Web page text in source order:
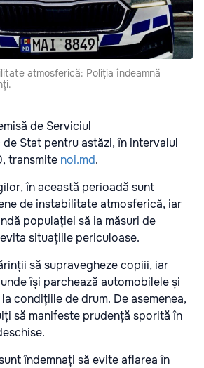
atmosferică: Poliția îndeamnă
de Serviciul
Stat pentru astăzi, în intervalul
transmite noi.md.
în această perioadă sunt
de instabilitate atmosferică, iar
populației să ia măsuri de
situațiile periculoase.
să supravegheze copiii, iar
își parchează automobilele și
condițiile de drum. De asemenea,
să manifeste prudență sporită în
îndemnați să evite aflarea în